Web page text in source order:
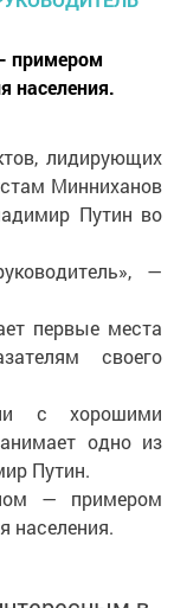
примером
населения.
лидирующих
Минниханов
Путин во
—
первые места
своего
с хорошими
одно из
Путин.
— примером
населения.